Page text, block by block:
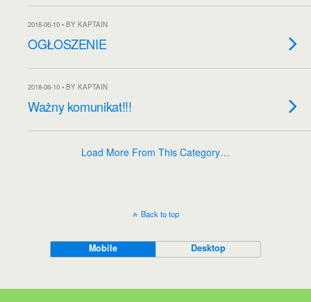
2018-06-10 • BY KAPTAIN
OGŁOSZENIE
2018-06-10 • BY KAPTAIN
Ważny komunikat!!!
Load More From This Category…
Back to top
Mobile Desktop